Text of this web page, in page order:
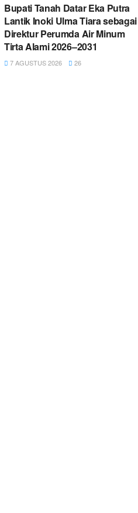
Bupati Tanah Datar Eka Putra
Lantik Inoki Ulma Tiara sebagai
Direktur Perumda Air Minum
Tirta Alami 2026–2031
7 AGUSTUS 2026 26